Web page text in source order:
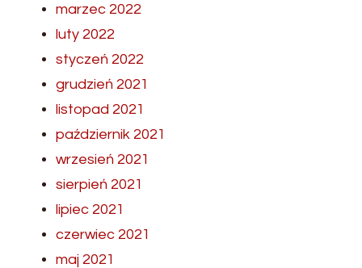
marzec 2022
luty 2022
styczeń 2022
grudzień 2021
listopad 2021
październik 2021
wrzesień 2021
sierpień 2021
lipiec 2021
czerwiec 2021
maj 2021